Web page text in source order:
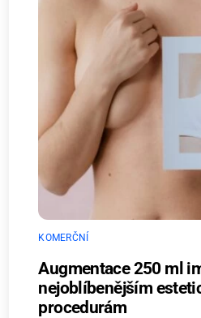
KOMERČNÍ
Augmentace 250 ml
nejoblíbenějším
procedurám